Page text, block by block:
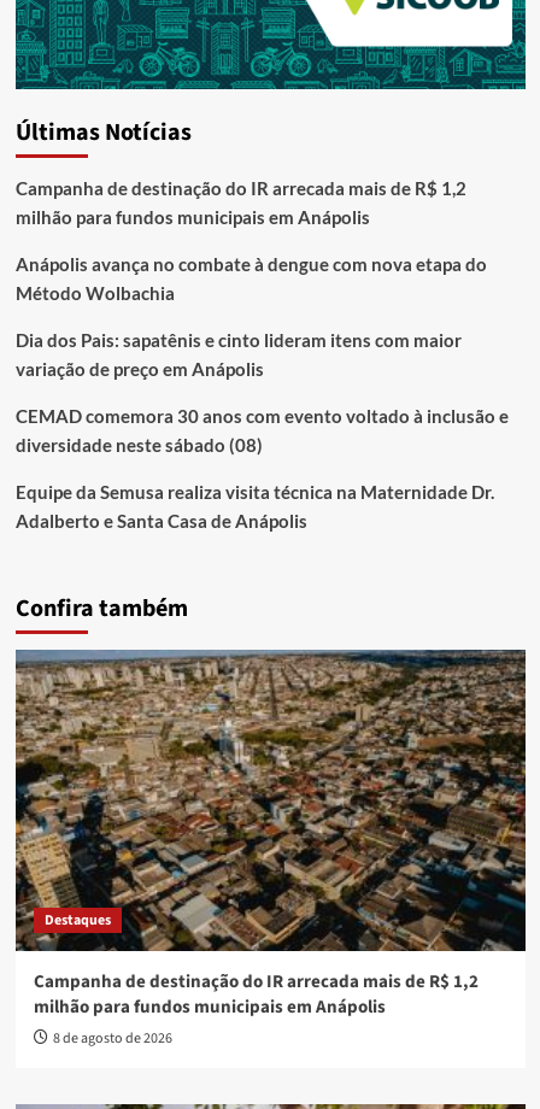
Últimas Notícias
Campanha de destinação do IR arrecada mais de R$ 1,2
milhão para fundos municipais em Anápolis
Anápolis avança no combate à dengue com nova etapa do
Método Wolbachia
Dia dos Pais: sapatênis e cinto lideram itens com maior
variação de preço em Anápolis
CEMAD comemora 30 anos com evento voltado à inclusão e
diversidade neste sábado (08)
Equipe da Semusa realiza visita técnica na Maternidade Dr.
Adalberto e Santa Casa de Anápolis
Confira também
Destaques
Campanha de destinação do IR arrecada mais de R$ 1,2
milhão para fundos municipais em Anápolis
8 de agosto de 2026